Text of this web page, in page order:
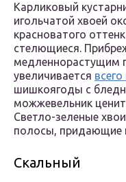
Карликовый
игольчатой хвоей
красноватого
стелющиеся.
медленнорастущим
увеличивается
шишкоягоды с
можжевельник
Светло-зеленые
полосы, придающие
Скальный